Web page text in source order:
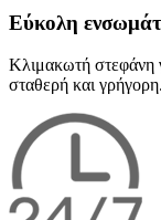
Εύκολη
Κλιμακωτή στεφάνη
σταθερή και γρήγορη.